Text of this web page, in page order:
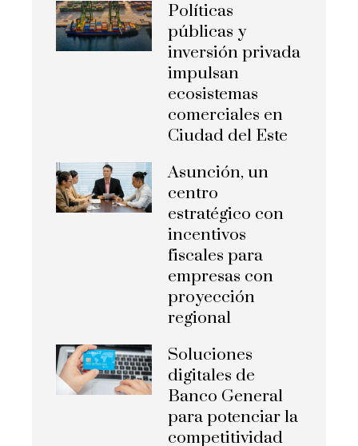
Políticas
públicas y
inversión privada
impulsan
ecosistemas
comerciales en
Ciudad del Este
Asunción, un
centro
estratégico con
incentivos
fiscales para
empresas con
proyección
regional
Soluciones
digitales de
Banco General
para potenciar la
competitividad